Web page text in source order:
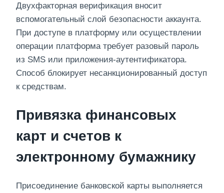
Двухфакторная верификация вносит
вспомогательный слой безопасности аккаунта.
При доступе в платформу или осуществлении
операции платформа требует разовый пароль
из SMS или приложения-аутентификатора.
Способ блокирует несанкционированный доступ
к средствам.
Привязка финансовых
карт и счетов к
электронному бумажнику
Присоединение банковской карты выполняется